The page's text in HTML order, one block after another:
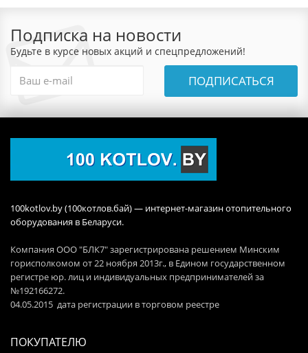
Подписка на новости
Будьте в курсе новых акций и спецпредложений!
ПОДПИСАТЬСЯ
100kotlov.by (100котлов.бай) — интернет-магазин отопительного
оборудования в Беларуси.
Компания ООО "БЛК7" зарегистрирована решением Минским
горисполкомом от 22 ноября 2013г., в Едином государственном
регистре юр. лиц и индивидуальных предпринимателей за
№192166272.
04.05.2015 дата регистрации в торговом реестре
ПОКУПАТЕЛЮ